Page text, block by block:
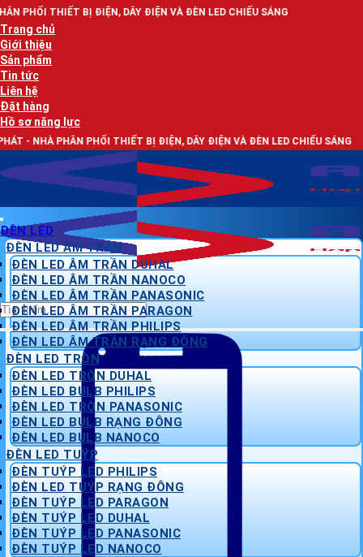
Bỏ
qua
nội
dung
ĐIỆN, DÂY ĐIỆN VÀ ĐÈN LED CHIẾU SÁNG
Trang chủ
Giới thiệu
Sản phẩm
Tin tức
Liên hệ
Đặt hàng
Hồ sơ năng lực
THIẾT BỊ ĐIỆN, DÂY ĐIỆN VÀ ĐÈN LED CHIẾU SÁNG
Tìm
kiếm:
ĐÈN LED
ĐÈN LED ÂM TRẦN
ĐÈN LED ÂM TRẦN DUHAL
ĐÈN LED ÂM TRẦN NANOCO
ĐÈN LED ÂM TRẦN PANASONIC
ĐÈN LED ÂM TRẦN PARAGON
ĐÈN LED ÂM TRẦN PHILIPS
ĐÈN LED ÂM TRẦN RẠNG ĐÔNG
ĐÈN LED TRÒN
ĐÈN LED TRÒN DUHAL
ĐÈN LED BULB PHILIPS
ĐÈN LED TRÒN PANASONIC
ĐÈN LED BULB RẠNG ĐÔNG
ĐÈN LED BULB NANOCO
ĐÈN LED TUÝP
ĐÈN TUÝP LED PHILIPS
ĐÈN LED TUÝP RẠNG ĐÔNG
ĐÈN TUÝP LED PARAGON
ĐÈN TUÝP LED DUHAL
ĐÈN TUÝP LED PANASONIC
ĐÈN TUÝP LED NANOCO